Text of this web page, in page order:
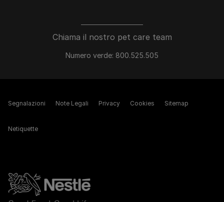
Chiama il nostro pet care team
Numero verde: 800.525.505
Segnalazioni Note Legali Privacy Cookies Sitemap
Netiquette